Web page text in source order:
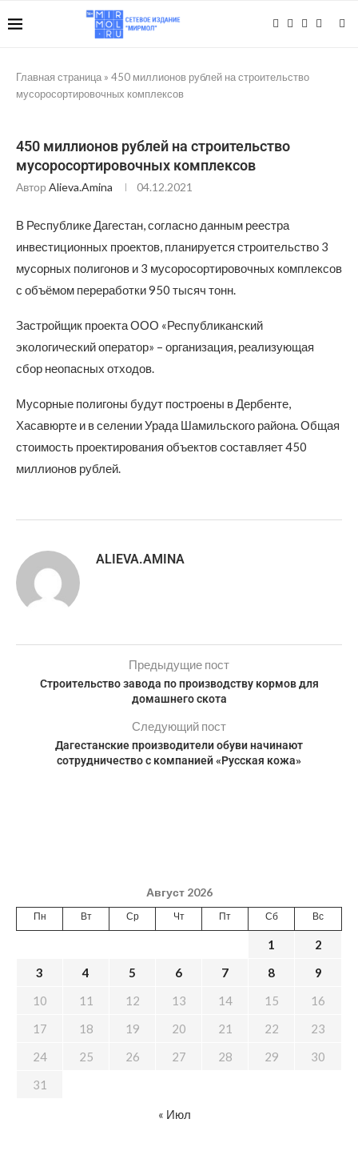
Главная страница » 450 миллионов рублей на строительство
мусоросортировочных комплексов
450 миллионов рублей на строительство
мусоросортировочных комплексов
Автор Alieva.amina 04.12.2021
В Республике Дагестан, согласно данным реестра
инвестиционных проектов, планируется строительство 3
мусорных полигонов и 3 мусоросортировочных комплексов
с объёмом переработки 950 тысяч тонн.
Застройщик проекта ООО «Республиканский
экологический оператор» – организация, реализующая
сбор неопасных отходов.
Мусорные полигоны будут построены в Дербенте,
Хасавюрте и в селении Урада Шамильского района. Общая
стоимость проектирования объектов составляет 450
миллионов рублей.
ALIEVA.AMINA
Предыдущие пост
Строительство завода по производству кормов для
домашнего скота
Следующий пост
Дагестанские производители обуви начинают
сотрудничество с компанией «Русская кожа»
Август 2026
Пн Вт Ср Чт Пт Сб Вс
1
2
3
4 5 6 7 8
9
10
11 12 13 14 15
16
17
18 19 20 21 22
23
24
25 26 27 28 29
30
31
« Июл